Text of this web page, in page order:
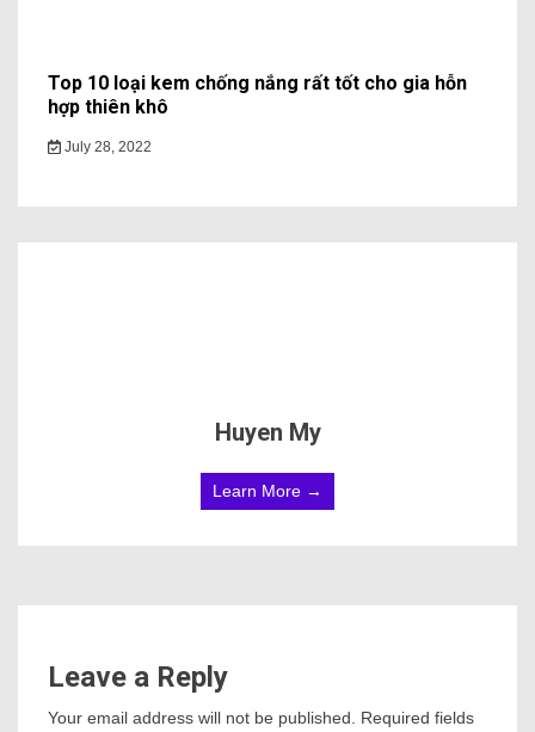
Top 10 loại kem chống nắng rất tốt cho gia hỗn
hợp thiên khô
July 28, 2022
Huyen My
Learn More →
Leave a Reply
Your email address will not be published. Required fields